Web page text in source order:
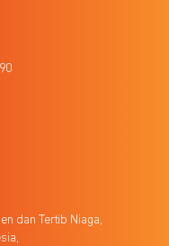
dan Tertib Niaga,